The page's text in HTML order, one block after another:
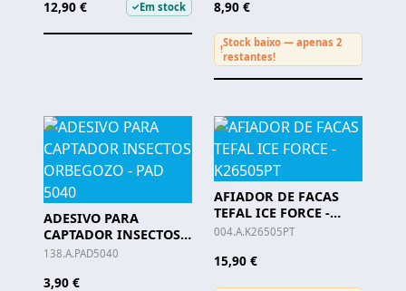
12,90 € ✓Em stock 8,90 €
!
Stock baixo — apenas 2
restantes!
ADESIVO PARA
CAPTADOR INSECTOS
ORBEGOZO - PAD 5040
138.A.PAD5040
3,90 €
AFIADOR DE FACAS
TEFAL ICE FORCE -
K26505PT
004.A.K26505PT
15,90 €